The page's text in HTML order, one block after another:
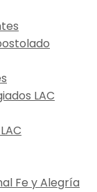
LAC
Fe y Alegría